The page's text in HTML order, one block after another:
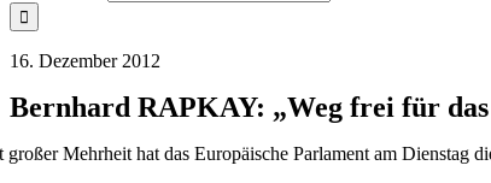
16. Dezember 2012
Bernhard RAPKAY: „Weg frei für
großer Mehrheit hat das Europäische Parlament am Dienstag